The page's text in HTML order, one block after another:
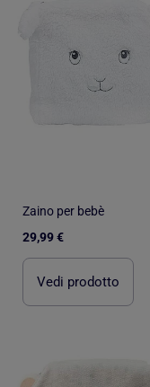
Zaino per bebè
29,99 €
Vedi prodotto